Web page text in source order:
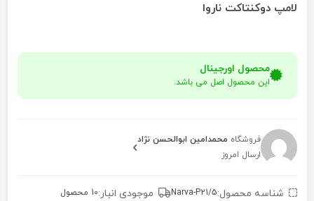
لامپ دوکنتاکت ناروا
محصول اورجینال
این محصول اصل می باشد.
فروشگاه محمدامین ابوالحسن نژاد
ارسال امروز
شناسه محصول:Narva-P21/5 موجودی انبار:10 محصول